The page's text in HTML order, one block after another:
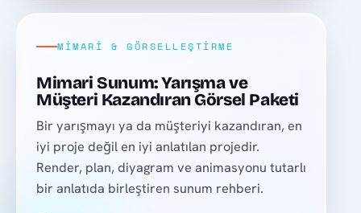
MIMARI & GÖRSELLEŞTIRME
Mimari Sunum: Yarışma ve
Müşteri Kazandıran Görsel Paketi
Bir yarışmayı ya da müşteriyi kazandıran, en
iyi proje değil en iyi anlatılan projedir.
Render, plan, diyagram ve animasyonu tutarlı
bir anlatıda birleştiren sunum rehberi.